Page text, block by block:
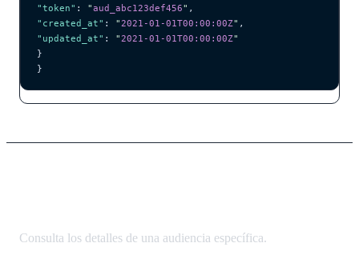
"token" : "aud_abc123def456" ,
"created_at" : "2021-01-01T00:00:00Z" ,
"updated_at" : "2021-01-01T00:00:00Z"
}
}
Consulta los detalles de una audiencia específica.